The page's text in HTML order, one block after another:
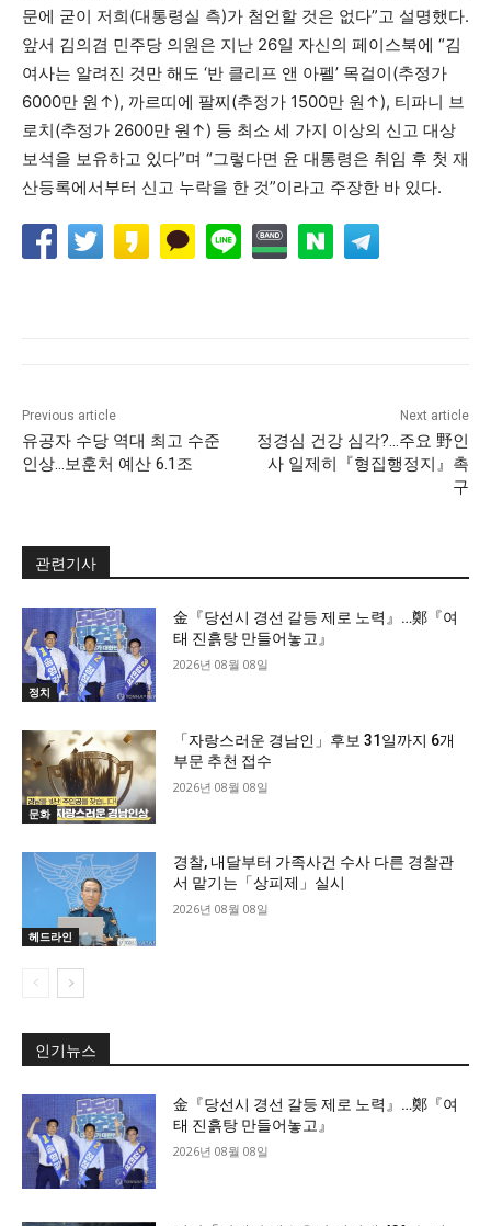
문에 굳이 저희(대통령실 측)가 첨언할 것은 없다”고 설명했다.
앞서 김의겸 민주당 의원은 지난 26일 자신의 페이스북에 “김
여사는 알려진 것만 해도 ‘반 클리프 앤 아펠’ 목걸이(추정가
6000만 원↑), 까르띠에 팔찌(추정가 1500만 원↑), 티파니 브
로치(추정가 2600만 원↑) 등 최소 세 가지 이상의 신고 대상
보석을 보유하고 있다”며 “그렇다면 윤 대통령은 취임 후 첫 재
산등록에서부터 신고 누락을 한 것”이라고 주장한 바 있다.
Previous article
유공자 수당 역대 최고 수준
인상…보훈처 예산 6.1조
Next article
정경심 건강 심각?…주요 野인
사 일제히『형집행정지』촉
구
관련기사
정치
金『당선시 경선 갈등 제로 노력』…鄭『여
태 진흙탕 만들어놓고』
2026년 08월 08일
문화
「자랑스러운 경남인」후보 31일까지 6개
부문 추천 접수
2026년 08월 08일
헤드라인
경찰, 내달부터 가족사건 수사 다른 경찰관
서 맡기는「상피제」실시
2026년 08월 08일
인기뉴스
金『당선시 경선 갈등 제로 노력』…鄭『여
태 진흙탕 만들어놓고』
2026년 08월 08일